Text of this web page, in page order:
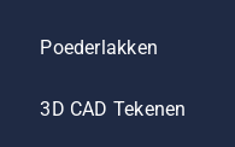
Poederlakken
3D CAD Tekenen